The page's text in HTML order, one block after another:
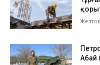
Абай